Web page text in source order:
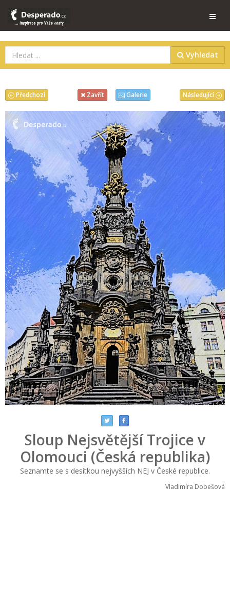
Vyhledat
Následující
Předchozí Zavřít Galerie
Sloup Nejsvětější Trojice v
Olomouci (Česká republika)
Seznamte se s desítkou nejvyšších NEJ v České republice.
Vladimíra Dobešová